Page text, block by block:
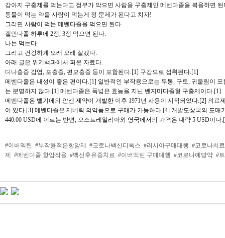
강아지 구충제를 먹는다고 정부가 막으면 사람용 구충제인 메벤다졸을 복용하면 된
동물이 먹는 약을 사람이 먹는게 정 문제가 된다고 치자!
그러면 사람이 먹는 메벤다졸을 먹으면 된다.
겔민다졸 하루에 2정, 3정 먹으면 된다.
나는 먹는다.
그리고 건강하게 오래 오래 살겠다.
아래 글은 위키백과에서 퍼온 자료다.
디나충증 감염, 포충증, 편모충증 등이 포함된다.[1] 구강으로 섭취된다.[1]
메벤다졸은 내성이 좋은 편이다.[1] 일반적인 부작용으로는 두통, 구토, 귀울림이
는 분명하지 않다.[1] 메벤다졸은 폭넓은 효능을 지닌 벤지미다졸형 구충제이다.[1]
메벤다졸은 벨기에의 얀센 제약이 개발한 이후 1971년 사용이 시작되었다.[2] 의
어 있다.[3] 메벤다졸은 제네릭 의약품으로 구매가 가능하다.[4] 개발도상국의 도매
440.00 USD에 이르는 반면, 오스트레일리아와 영국에서의 가격은 대략 5 USD이다
#이버멕틴 #부작용적은항암제 #코로나백신디톡스 #러시아구매대행 #코로나치
제
#메벤다졸 항암작용 #백신후유증치료 #이버멕틴 구매대행 #코로나예방약 #